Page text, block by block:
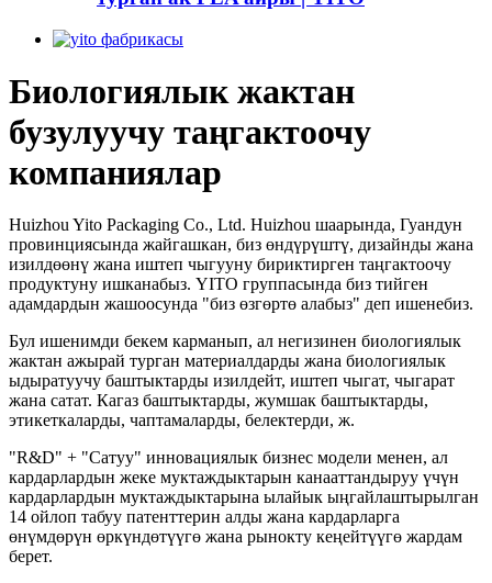
Биологиялык жактан
бузулуучу таңгактоочу
компаниялар
Huizhou Yito Packaging Co., Ltd. Huizhou шаарында, Гуандун
провинциясында жайгашкан, биз өндүрүштү, дизайнды жана
изилдөөнү жана иштеп чыгууну бириктирген таңгактоочу
продуктуну ишканабыз. YITO группасында биз тийген
адамдардын жашоосунда "биз өзгөртө алабыз" деп ишенебиз.
Бул ишенимди бекем карманып, ал негизинен биологиялык
жактан ажырай турган материалдарды жана биологиялык
ыдыратуучу баштыктарды изилдейт, иштеп чыгат, чыгарат
жана сатат. Кагаз баштыктарды, жумшак баштыктарды,
этикеткаларды, чаптамаларды, белектерди, ж.
"R&D" + "Сатуу" инновациялык бизнес модели менен, ал
кардарлардын жеке муктаждыктарын канааттандыруу үчүн
кардарлардын муктаждыктарына ылайык ыңгайлаштырылган
14 ойлоп табуу патенттерин алды жана кардарларга
өнүмдөрүн өркүндөтүүгө жана рынокту кеңейтүүгө жардам
берет.